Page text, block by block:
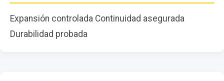
Expansión controlada Continuidad asegurada
Durabilidad probada